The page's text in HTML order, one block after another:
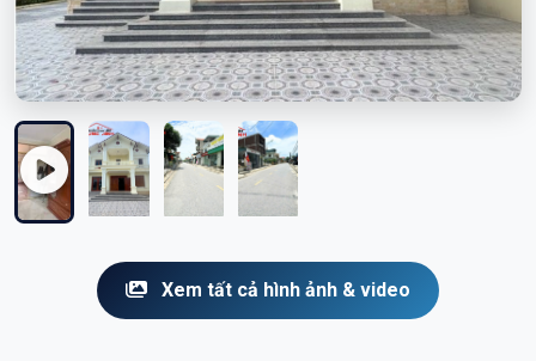
Xem tất cả hình ảnh & video